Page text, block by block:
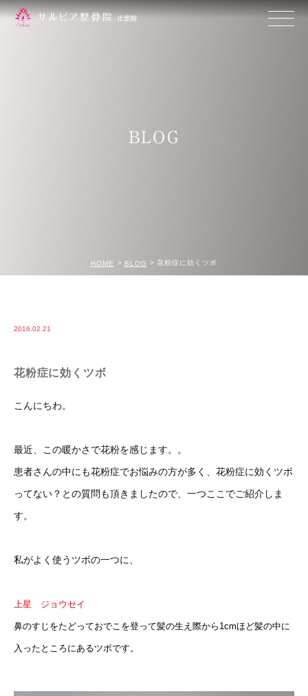
BLOG
HOME BLOG 花粉症に効くツボ
2016.02.21
花粉症に効くツボ
こんにちわ。
最近、この暖かさで花粉を感じます。。
患者さんの中にも花粉症でお悩みの方が多く、花粉症に効くツボ
ってない？との質問も頂きましたので、一つここでご紹介しま
す。
私がよく使うツボの一つに、
上星 ジョウセイ
鼻のすじをたどっておでこを登って髪の生え際から1cmほど髪の中に
入ったところにあるツボです。